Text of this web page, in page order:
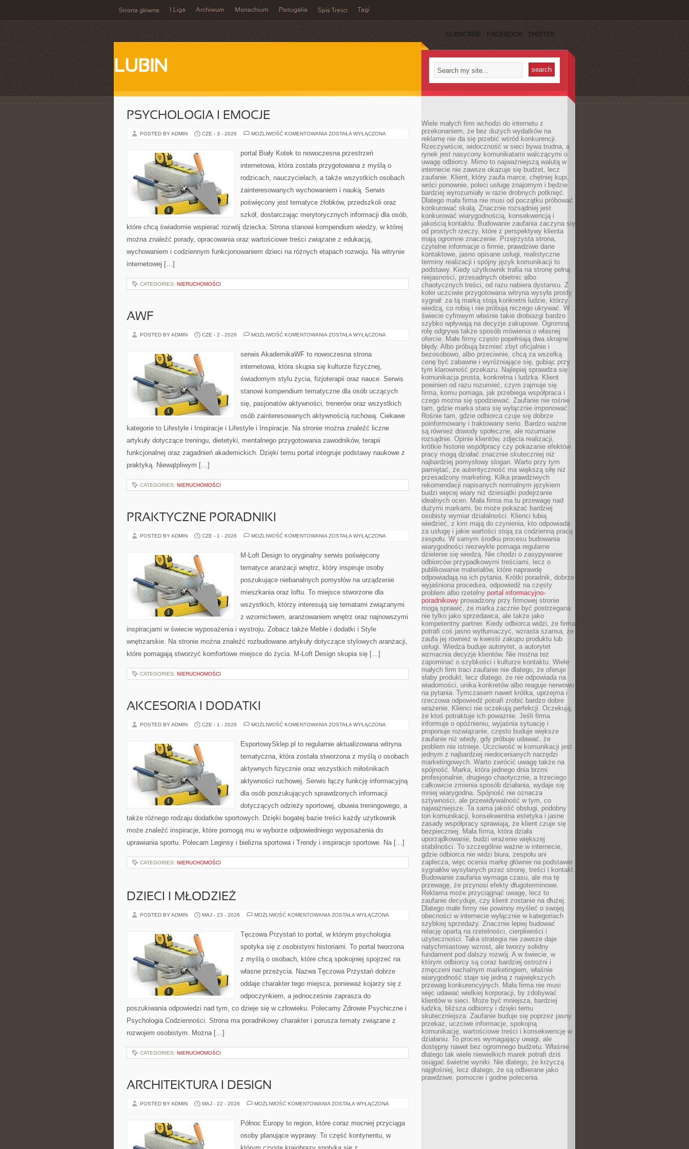
Strona główna 1 Liga Archiwum Monachium Portugalia Spis Treści Tagi
SUBSCRIBE FACEBOOK TWITTER
LUBIN
PSYCHOLOGIA I EMOCJE
POSTED BY ADMIN CZE - 3 - 2026 MOŻLIWOŚĆ KOMENTOWANIA PSYCHOLOGIA
ZOSTAŁA WYŁĄCZONA
portal Biały Kotek to nowoczesna przestrzeń
internetowa, która została przygotowana z myślą o
rodzicach, nauczycielach, a także wszystkich osobach
zainteresowanych wychowaniem i nauką. Serwis
poświęcony jest tematyce żłobków, przedszkoli oraz
szkół, dostarczając merytorycznych informacji dla osób,
które chcą świadomie wspierać rozwój dziecka. Strona stanowi kompendium wiedzy, w której
można znaleźć porady, opracowania oraz wartościowe treści związane z edukacją,
wychowaniem i codziennym funkcjonowaniem dzieci na różnych etapach rozwoju. Na witrynie
internetowej […]
CATEGORIES: NIERUCHOMOŚCI
AWF
POSTED BY ADMIN CZE - 2 - 2026 MOŻLIWOŚĆ KOMENTOWANIA AWF
ZOSTAŁA WYŁĄCZONA
serwis AkademikaWF to nowoczesna strona
internetowa, która skupia się kulturze fizycznej,
świadomym stylu życia, fizjoterapii oraz nauce. Serwis
stanowi kompendium tematyczne dla osób uczących
się, pasjonatów aktywności, trenerów oraz wszystkich
osób zainteresowanych aktywnością ruchową. Ciekawe
kategorie to Lifestyle i Inspiracje i Lifestyle i Inspiracje. Na stronie można znaleźć liczne
artykuły dotyczące treningu, dietetyki, mentalnego przygotowania zawodników, terapii
funkcjonalnej oraz zagadnień akademickich. Dzięki temu portal integruje podstawy naukowe z
praktyką. Niewątpliwym […]
CATEGORIES: NIERUCHOMOŚCI
PRAKTYCZNE PORADNIKI
POSTED BY ADMIN CZE - 1 - 2026 MOŻLIWOŚĆ KOMENTOWANIA PRAKTYCZNE
ZOSTAŁA WYŁĄCZONA
M-Loft Design to oryginalny serwis poświęcony
tematyce aranżacji wnętrz, który inspiruje osoby
poszukujące niebanalnych pomysłów na urządzenie
mieszkania oraz loftu. To miejsce stworzone dla
wszystkich, którzy interesują się tematami związanymi
z wzornictwem, aranżowaniem wnętrz oraz najnowszymi
inspiracjami w świecie wyposażenia i wystroju. Zobacz także Meble i dodatki i Style
wnętrzarskie. Na stronie można znaleźć rozbudowane artykuły dotyczące stylowych aranżacji,
które pomagają stworzyć komfortowe miejsce do życia. M-Loft Design skupia się […]
CATEGORIES: NIERUCHOMOŚCI
AKCESORIA I DODATKI
POSTED BY ADMIN CZE - 1 - 2026 MOŻLIWOŚĆ KOMENTOWANIA AKCESORIA
ZOSTAŁA WYŁĄCZONA
EsportowySklep.pl to regularnie aktualizowana witryna
tematyczna, która została stworzona z myślą o osobach
aktywnych fizycznie oraz wszystkich miłośnikach
aktywności ruchowej. Serwis łączy funkcję informacyjną
dla osób poszukujących sprawdzonych informacji
dotyczących odzieży sportowej, obuwia treningowego, a
także różnego rodzaju dodatków sportowych. Dzięki bogatej bazie treści każdy użytkownik
może znaleźć inspiracje, które pomogą mu w wyborze odpowiedniego wyposażenia do
uprawiania sportu. Polecam Leginsy i bielizna sportowa i Trendy i inspiracje sportowe. Na […]
CATEGORIES: NIERUCHOMOŚCI
DZIECI I MŁODZIEŻ
POSTED BY ADMIN MAJ - 23 - 2026 MOŻLIWOŚĆ KOMENTOWANIA DZIECI
ZOSTAŁA WYŁĄCZONA
Tęczowa Przystań to portal, w którym psychologia
spotyka się z osobistymi historiami. To portal tworzona
z myślą o osobach, które chcą spokojniej spojrzeć na
własne przeżycia. Nazwa Tęczowa Przystań dobrze
oddaje charakter tego miejsca, ponieważ kojarzy się z
odpoczynkiem, a jednocześnie zaprasza do
poszukiwania odpowiedzi nad tym, co dzieje się w człowieku. Polecamy Zdrowie Psychiczne i
Psychologia Codzienności. Strona ma poradnikowy charakter i porusza tematy związane z
rozwojem osobistym. Można […]
CATEGORIES: NIERUCHOMOŚCI
ARCHITEKTURA I DESIGN
POSTED BY ADMIN MAJ - 22 - 2026 MOŻLIWOŚĆ KOMENTOWANIA ARCHITEKTURA
ZOSTAŁA WYŁĄCZONA
Północ Europy to region, które coraz mocniej przyciąga
osoby planujące wyprawy. To część kontynentu, w
Wiele małych firm wchodzi do internetu z
przekonaniem, że bez dużych wydatków na
reklamę nie da się przebić wśród konkurencji.
Rzeczywiście, widoczność w sieci bywa trudna, a
rynek jest nasycony komunikatami walczącymi o
uwagę odbiorcy. Mimo to najważniejszą walutą w
internecie nie zawsze okazuje się budżet, lecz
zaufanie. Klient, który zaufa marce, chętniej kupi,
wróci ponownie, poleci usługę znajomym i będzie
bardziej wyrozumiały w razie drobnych potknięć.
Dlatego mała firma nie musi od początku próbować
konkurować skalą. Znacznie rozsądniej jest
konkurować wiarygodnością, konsekwencją i
jakością kontaktu. Budowanie zaufania zaczyna się
od prostych rzeczy, które z perspektywy klienta
mają ogromne znaczenie. Przejrzysta strona,
czytelne informacje o firmie, prawdziwe dane
kontaktowe, jasno opisane usługi, realistyczne
terminy realizacji i spójny język komunikacji to
podstawy. Kiedy użytkownik trafia na stronę pełną
niejasności, przesadnych obietnic albo
chaotycznych treści, od razu nabiera dystansu. Z
kolei uczciwie przygotowana witryna wysyła prosty
sygnał: za tą marką stoją konkretni ludzie, którzy
wiedzą, co robią i nie próbują niczego ukrywać. W
świecie cyfrowym właśnie takie drobiazgi bardzo
szybko wpływają na decyzje zakupowe. Ogromną
rolę odgrywa także sposób mówienia o własnej
ofercie. Małe firmy często popełniają dwa skrajne
błędy. Albo próbują brzmieć zbyt oficjalnie i
bezosobowo, albo przeciwnie, chcą za wszelką
cenę być zabawne i wyróżniające się, gubiąc przy
tym klarowność przekazu. Najlepiej sprawdza się
komunikacja prosta, konkretna i ludzka. Klient
powinien od razu rozumieć, czym zajmuje się
firma, komu pomaga, jak przebiega współpraca i
czego można się spodziewać. Zaufanie nie rośnie
tam, gdzie marka stara się wyłącznie imponować.
Rośnie tam, gdzie odbiorca czuje się dobrze
poinformowany i traktowany serio. Bardzo ważne
są również dowody społeczne, ale rozumiane
rozsądnie. Opinie klientów, zdjęcia realizacji,
krótkie historie współpracy czy pokazanie efektów
pracy mogą działać znacznie skuteczniej niż
najbardziej pomysłowy slogan. Warto przy tym
pamiętać, że autentyczność ma większą siłę niż
przesadzony marketing. Kilka prawdziwych
rekomendacji napisanych normalnym językiem
budzi więcej wiary niż dziesiątki podejrzanie
idealnych ocen. Mała firma ma tu przewagę nad
dużymi markami, bo może pokazać bardziej
osobisty wymiar działalności. Klienci lubią
wiedzieć, z kim mają do czynienia, kto odpowiada
za usługę i jakie wartości stoją za codzienną pracą
zespołu. W samym środku procesu budowania
wiarygodności niezwykle pomaga regularne
dzielenie się wiedzą. Nie chodzi o zasypywanie
odbiorców przypadkowymi treściami, lecz o
publikowanie materiałów, które naprawdę
odpowiadają na ich pytania. Krótki poradnik, dobrze
wyjaśniona procedura, odpowiedź na częsty
problem albo rzetelny portal informacyjno-
poradnikowy prowadzony przy firmowej stronie
mogą sprawić, że marka zacznie być postrzegana
nie tylko jako sprzedawca, ale także jako
kompetentny partner. Kiedy odbiorca widzi, że firma
potrafi coś jasno wytłumaczyć, wzrasta szansa, że
zaufa jej również w kwestii zakupu produktu lub
usługi. Wiedza buduje autorytet, a autorytet
wzmacnia decyzje klientów. Nie można też
zapominać o szybkości i kulturze kontaktu. Wiele
małych firm traci zaufanie nie dlatego, że oferuje
słaby produkt, lecz dlatego, że nie odpowiada na
wiadomości, unika konkretów albo reaguje nerwowo
na pytania. Tymczasem nawet krótka, uprzejma i
rzeczowa odpowiedź potrafi zrobić bardzo dobre
wrażenie. Klienci nie oczekują perfekcji. Oczekują,
że ktoś potraktuje ich poważnie. Jeśli firma
informuje o opóźnieniu, wyjaśnia sytuację i
proponuje rozwiązanie, często buduje większe
zaufanie niż wtedy, gdy próbuje udawać, że
problem nie istnieje. Uczciwość w komunikacji jest
jednym z najbardziej niedocenianych narzędzi
marketingowych. Warto zwrócić uwagę także na
spójność. Marka, która jednego dnia brzmi
profesjonalnie, drugiego chaotycznie, a trzeciego
całkowicie zmienia sposób działania, wydaje się
mniej wiarygodna. Spójność nie oznacza
sztywności, ale przewidywalność w tym, co
najważniejsze. Ta sama jakość obsługi, podobny
ton komunikacji, konsekwentna estetyka i jasne
zasady współpracy sprawiają, że klient czuje się
bezpieczniej. Mała firma, która działa
uporządkowanie, budzi wrażenie większej
stabilności. To szczególnie ważne w internecie,
gdzie odbiorca nie widzi biura, zespołu ani
zaplecza, więc ocenia markę głównie na podstawie
sygnałów wysyłanych przez stronę, treści i kontakt.
Budowanie zaufania wymaga czasu, ale ma tę
przewagę, że przynosi efekty długoterminowe.
Reklama może przyciągnąć uwagę, lecz to
zaufanie decyduje, czy klient zostanie na dłużej.
Dlatego małe firmy nie powinny myśleć o swojej
obecności w internecie wyłącznie w kategoriach
szybkiej sprzedaży. Znacznie lepiej budować
relację opartą na rzetelności, cierpliwości i
użyteczności. Taka strategia nie zawsze daje
natychmiastowy wzrost, ale tworzy solidny
fundament pod dalszy rozwój. A w świecie, w
którym odbiorcy są coraz bardziej ostrożni i
zmęczeni nachalnym marketingiem, właśnie
wiarygodność staje się jedną z największych
przewag konkurencyjnych. Mała firma nie musi
więc udawać wielkiej korporacji, by zdobywać
klientów w sieci. Może być mniejsza, bardziej
ludzka, bliższa odbiorcy i dzięki temu
skuteczniejsza. Zaufanie buduje się poprzez jasny
przekaz, uczciwe informacje, spokojną
komunikację, wartościowe treści i konsekwencję w
działaniu. To proces wymagający uwagi, ale
dostępny nawet bez ogromnego budżetu. Właśnie
dlatego tak wiele niewielkich marek potrafi dziś
osiągać świetne wyniki. Nie dlatego, że krzyczą
najgłośniej, lecz dlatego, że są odbierane jako
prawdziwe, pomocne i godne polecenia.